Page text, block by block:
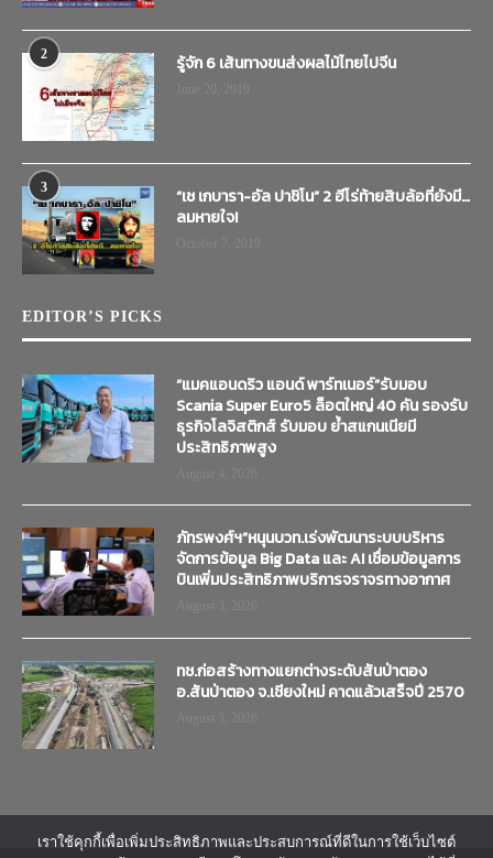
2 รู้จัก 6 เส้นทางขนส่งผลไม้ไทยไปจีน
3
“เช เกบารา-อัล ปาชิโน” 2 ฮีโร่ท้ายสิบล้อที่ยังมี…
ลมหายใจ!
EDITOR’S PICKS
“แมคแอนดริว แอนด์ พาร์ทเนอร์”รับมอบ
Scania Super Euro5 ล็อตใหญ่ 40 คัน รองรับ
ธุรกิจโลจิสติกส์ รับมอบ ย้ำสแกนเนียมี
ประสิทธิภาพสูง
ภัทรพงศ์ฯ”หนุนบวท.เร่งพัฒนาระบบบริหาร
จัดการข้อมูล Big Data และ AI เชื่อมข้อมูลการ
บินเพิ่มประสิทธิภาพบริการจราจรทางอากาศ
ทช.ก่อสร้างทางแยกต่างระดับสันป่าตอง
อ.สันป่าตอง จ.เชียงใหม่ คาดแล้วเสร็จปี 2570
เราใช้คุกกี้เพื่อเพิ่มประสิทธิภาพและประสบการณ์ที่ดีในการใช้เว็บไซต์